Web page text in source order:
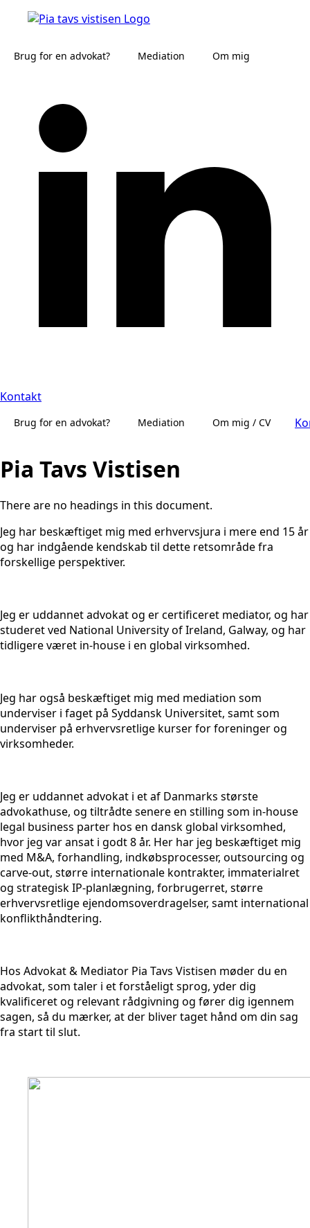
Brug for en advokat? Mediation Om mig
Kontakt
Brug for en advokat? Mediation Om mig / CV
Pia Tavs Vistisen
There are no headings in this document.
Jeg har beskæftiget mig med erhvervsjura i mere end 15 år
og har indgående kendskab til dette retsområde fra
forskellige perspektiver.
Jeg er uddannet advokat og er certificeret mediator, og har
studeret ved National University of Ireland, Galway, og har
tidligere været in-house i en global virksomhed.
Jeg har også beskæftiget mig med mediation som
underviser i faget på Syddansk Universitet, samt som
underviser på erhvervsretlige kurser for foreninger og
virksomheder.
Jeg er uddannet advokat i et af Danmarks største
advokathuse, og tiltrådte senere en stilling som in-house
legal business parter hos en dansk global virksomhed,
hvor jeg var ansat i godt 8 år. Her har jeg beskæftiget mig
med M&A, forhandling, indkøbsprocesser, outsourcing og
carve-out, større internationale kontrakter, immaterialret
og strategisk IP-planlægning, forbrugerret, større
erhvervsretlige ejendomsoverdragelser, samt international
konflikthåndtering.
Hos Advokat & Mediator Pia Tavs Vistisen møder du en
advokat, som taler i et forståeligt sprog, yder dig
kvalificeret og relevant rådgivning og fører dig igennem
sagen, så du mærker, at der bliver taget hånd om din sag
fra start til slut.